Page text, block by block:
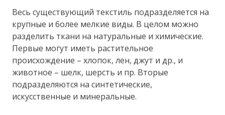
Весь существующий текстиль подразделяется на
крупные и более мелкие виды. В целом можно
разделить ткани на натуральные и химические.
Первые могут иметь растительное
происхождение – хлопок, лен, джут и др., и
животное – шелк, шерсть и пр. Вторые
подразделяются на синтетические,
искусственные и минеральные.